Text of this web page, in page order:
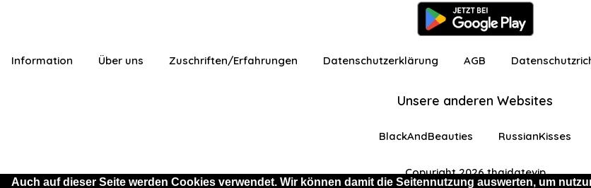
Auch auf dieser Seite werden Cookies verwendet. Wir können damit die Seitennutzung auswerten, um
Information Über uns Zuschriften/Erfahrungen Datenschutzerklärung AGB
Unsere anderen Websites
BlackAndBeauties RussianKisses
Copyright 2026 thaidatevip